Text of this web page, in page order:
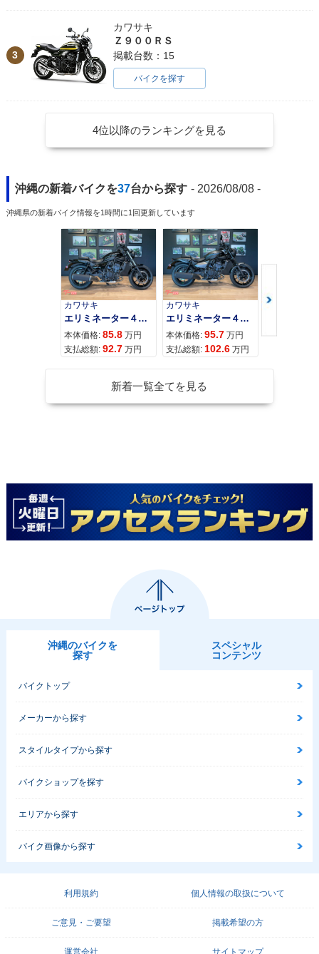
3
カワサキ
Ｚ９００ＲＳ
掲載台数：15
バイクを探す
4位以降のランキングを見る
沖縄の新着バイクを37台から探す - 2026/08/08 -
沖縄県の新着バイク情報を1時間に1回更新しています
カワサキ
エリミネーター４００
本体価格: 85.8 万円
支払総額: 92.7 万円
カワサキ
エリミネーター４００ＳＥ
本体価格: 95.7 万円
支払総額: 102.6 万円
カワサキ
本体価格:
新着一覧全てを見る
沖縄のバイクを
探す
スペシャル
コンテンツ
バイクトップ
メーカーから探す
スタイルタイプから探す
バイクショップを探す
エリアから探す
バイク画像から探す
利用規約 個人情報の取扱について
ご意見・ご要望 掲載希望の方